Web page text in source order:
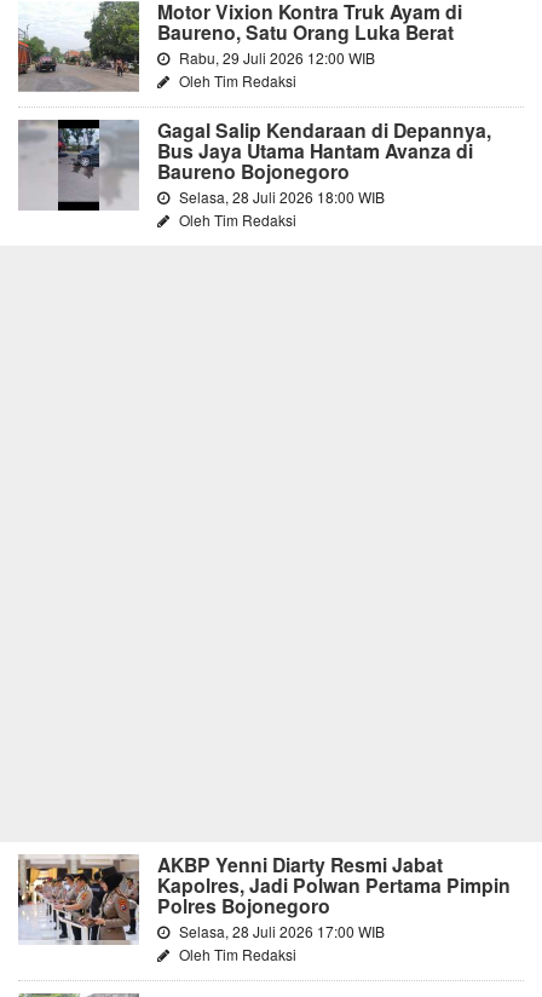
Motor Vixion Kontra Truk Ayam di
Baureno, Satu Orang Luka Berat
Rabu, 29 Juli 2026 12:00 WIB
Oleh Tim Redaksi
Gagal Salip Kendaraan di Depannya,
Bus Jaya Utama Hantam Avanza di
Baureno Bojonegoro
Selasa, 28 Juli 2026 18:00 WIB
Oleh Tim Redaksi
AKBP Yenni Diarty Resmi Jabat
Kapolres, Jadi Polwan Pertama Pimpin
Polres Bojonegoro
Selasa, 28 Juli 2026 17:00 WIB
Oleh Tim Redaksi